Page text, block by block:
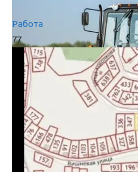
Работа
77